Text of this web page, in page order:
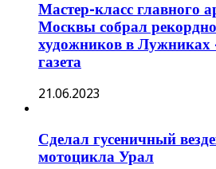
Мастер-класс главного
Москвы собрал
художников в
газета
21.06.2023
Сделал гусеничный
мотоцикла Урал